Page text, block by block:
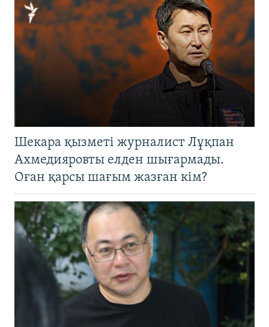
Шекара қызметі журналист Лұқпан
Ахмедияровты елден шығармады.
Оған қарсы шағым жазған кім?